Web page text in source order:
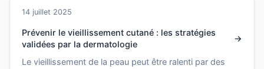
14 juillet 2025
Prévenir le vieillissement cutané : les stratégies
validées par la dermatologie
Le vieillissement de la peau peut être ralenti par des